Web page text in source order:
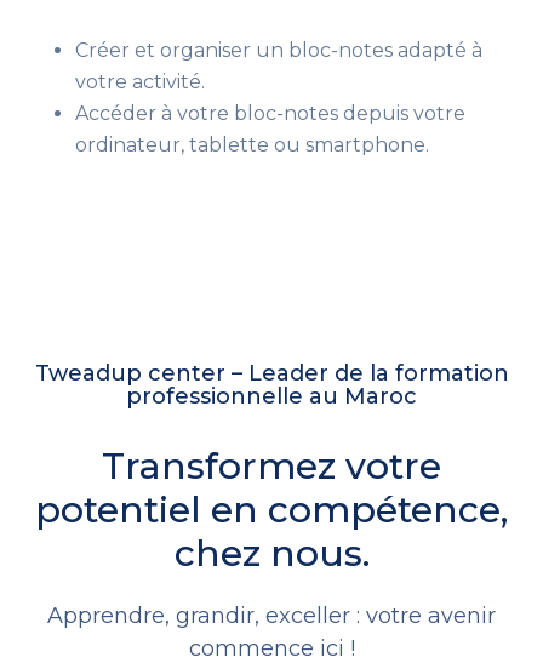
Créer et organiser un bloc-notes adapté à
votre activité.
Accéder à votre bloc-notes depuis votre
ordinateur, tablette ou smartphone.
Tweadup center – Leader de la formation
professionnelle au Maroc
Transformez votre
potentiel en compétence,
chez nous.
Apprendre, grandir, exceller : votre avenir
commence ici !